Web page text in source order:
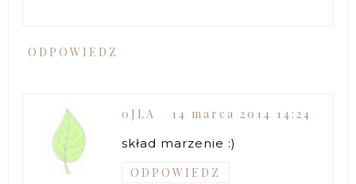
ODPOWIEDZ
0JLA
14 marca 2014 14:24
skład marzenie :)
ODPOWIEDZ